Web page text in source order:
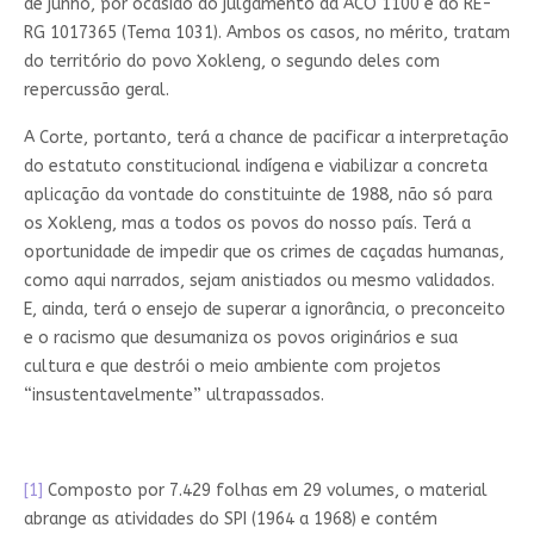
de junho, por ocasião do julgamento da ACO 1100 e do RE-
RG 1017365 (Tema 1031). Ambos os casos, no mérito, tratam
do território do povo Xokleng, o segundo deles com
repercussão geral.
A Corte, portanto, terá a chance de pacificar a interpretação
do estatuto constitucional indígena e viabilizar a concreta
aplicação da vontade do constituinte de 1988, não só para
os Xokleng, mas a todos os povos do nosso país. Terá a
oportunidade de impedir que os crimes de caçadas humanas,
como aqui narrados, sejam anistiados ou mesmo validados.
E, ainda, terá o ensejo de superar a ignorância, o preconceito
e o racismo que desumaniza os povos originários e sua
cultura e que destrói o meio ambiente com projetos
“insustentavelmente” ultrapassados.
[1] Composto por 7.429 folhas em 29 volumes, o material
abrange as atividades do SPI (1964 a 1968) e contém